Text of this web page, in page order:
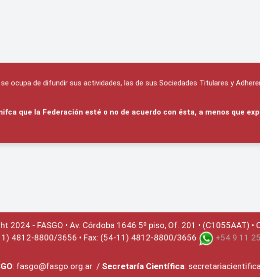
se ocupa de difundir sus actividades, las de sus Sociedades Titulares y
que la Federación esté o no de acuerdo con ésta, a menos que
2024 - FASGO • Av. Córdoba 1646 5º piso, Of. 201 • (C1055AAT) •
4812-8800/3656 • Fax: (54-11) 4812-8800/3656
+54 9 11
: fasgo@fasgo.org.ar / Secretaría Científica: